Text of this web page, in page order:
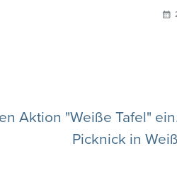
Aktion "Weiße Tafel"
Picknick in